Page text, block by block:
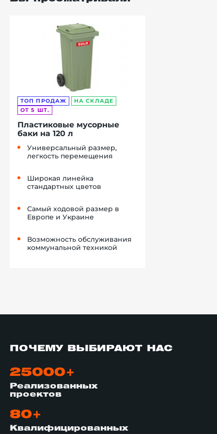
ТОП ПРОДАЖ
НА СКЛАДЕ
ОТ 5 ШТ.
Пластиковые мусорные
баки на 120 л
Универсальный размер,
легкость перемещения
Широкая линейка
стандартных цветов
Самый ходовой размер в
Европе и Украине
Возможность обслуживания
коммунальной техникой
ПОЧЕМУ ВЫБИРАЮТ НАС
25000+
Реализованных
проектов
80+
Квалифицированных